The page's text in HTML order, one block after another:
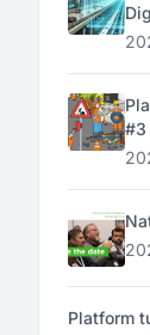
#3
Platform